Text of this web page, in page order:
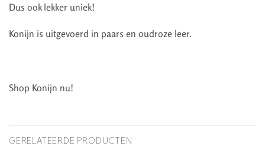
Dus ook lekker uniek!
Konijn is uitgevoerd in paars en oudroze leer.
Shop Konijn nu!
GERELATEERDE PRODUCTEN